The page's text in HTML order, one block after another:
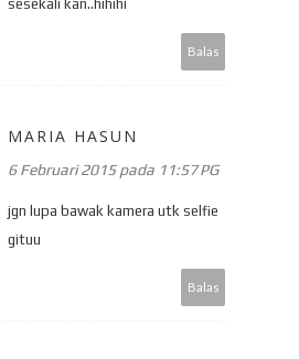
sesekali kan..hihihi
Balas
MARIA HASUN
6 Februari 2015 pada 11:57 PG
jgn lupa bawak kamera utk selfie
gituu
Balas